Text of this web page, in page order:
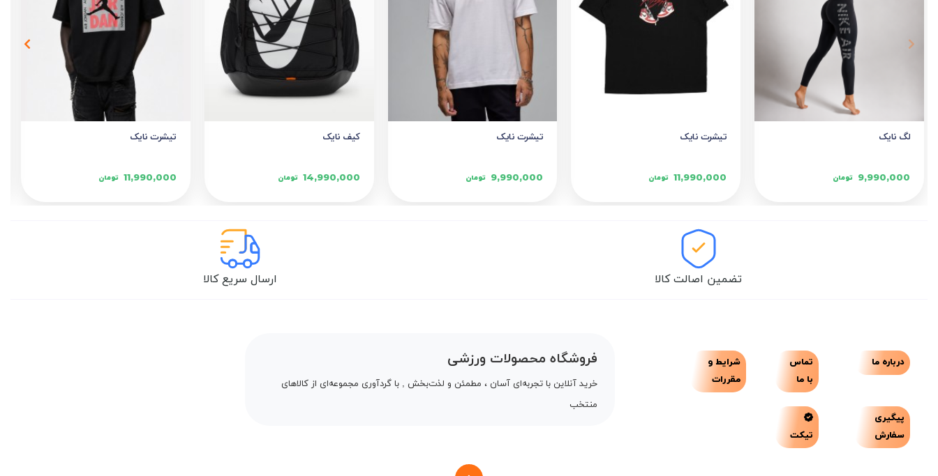
لگ نایک
9,990,000 تومان
تیشرت نایک
11,990,000 تومان
تیشرت نایک
9,990,000 تومان
کیف نایک
14,990,000 تومان
تیشرت نایک
11,990,000 تومان
تضمین اصالت کالا ارسال سریع کالا
درباره ما
تماس
با ما
شرایط و
مقررات
پیگیری
سفارش
تیکت
فروشگاه محصولات ورزشی
خرید آنلاین با تجربه‌ای آسان ، مطمئن و لذت‌بخش , با گردآوری مجموعه‌ای از کالاهای
منتخب